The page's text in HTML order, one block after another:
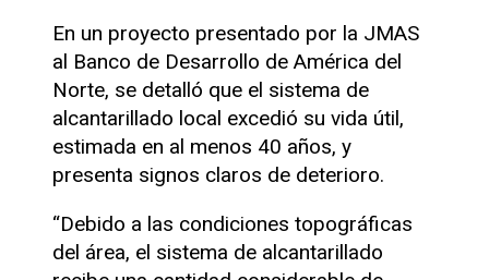
En un proyecto presentado por la JMAS
al Banco de Desarrollo de América del
Norte, se detalló que el sistema de
alcantarillado local excedió su vida útil,
estimada en al menos 40 años, y
presenta signos claros de deterioro.
“Debido a las condiciones topográficas
del área, el sistema de alcantarillado